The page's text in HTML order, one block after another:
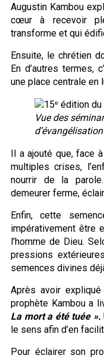
Augustin Kambou
cœur à recevoir
transforme et qui
Ensuite, le chrétien
En d’autres termes,
une place centrale en
Vue des
Il a ajouté que, face
multiples crises,
nourrir de la
demeurer ferme,
Enfin, cette
impérativement être
l’homme de Dieu.
pressions
semences divines
Après avoir
prophète Kambou a
La mort a été tuée ».
le sens afin d’en
Pour éclairer son